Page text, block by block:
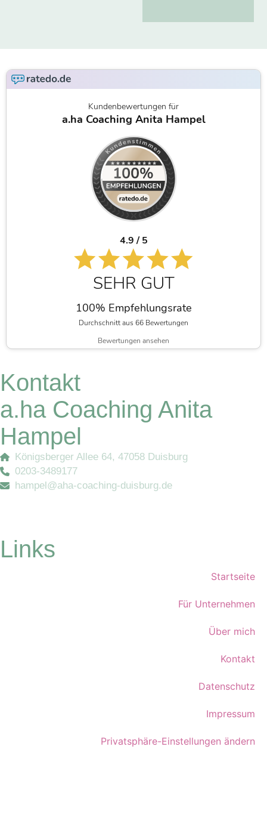
Kundenbewertungen für
a.ha Coaching Anita Hampel
4.9 / 5
SEHR GUT
100% Empfehlungsrate
Durchschnitt aus 66 Bewertungen
Bewertungen ansehen
Kontakt
a.ha Coaching Anita
Hampel
Königsberger Allee 64, 47058 Duisburg
0203-3489177
hampel@aha-coaching-duisburg.de
Links
Startseite
Für Unternehmen
Über mich
Kontakt
Datenschutz
Impressum
Privatsphäre-Einstellungen ändern